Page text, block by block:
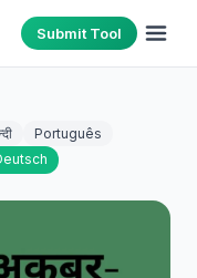
Submit Tool
Português